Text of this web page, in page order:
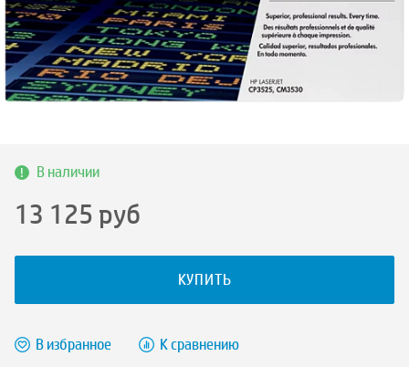
В наличии
13 125 руб
КУПИТЬ
В избранное К сравнению